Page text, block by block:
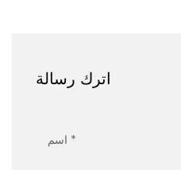
اترك رسالة
اسم *